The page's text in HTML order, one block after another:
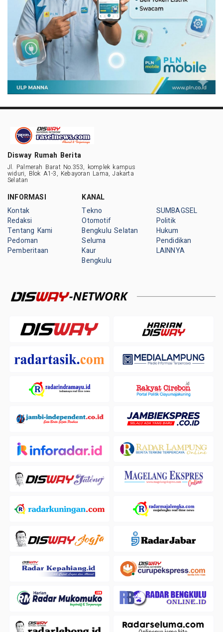
Disway Rumah Berita
Jl. Palmerah Barat No.353, komplek kampus
widuri, Blok A1-3, Kebayoran Lama, Jakarta
Selatan
INFORMASI
Kontak
Redaksi
Tentang Kami
Pedoman
Pemberitaan
KANAL
Tekno
Otomotif
Bengkulu Selatan
Seluma
Kaur
Bengkulu
SUMBAGSEL
Politik
Hukum
Pendidikan
LAINNYA